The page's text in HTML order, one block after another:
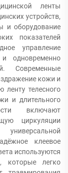
ленты
устройств,
и оборудование
показателей
управление
одновременно
Современные
кожи и
ленту телесного
и длительного
включают
циркуляции
клеевое
используются
которые легко